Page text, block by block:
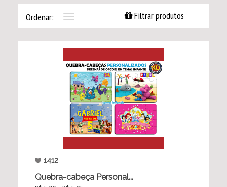
Ordenar:
Toggle
navigation
Filtrar produtos
1412
Quebra-cabeça Personal...